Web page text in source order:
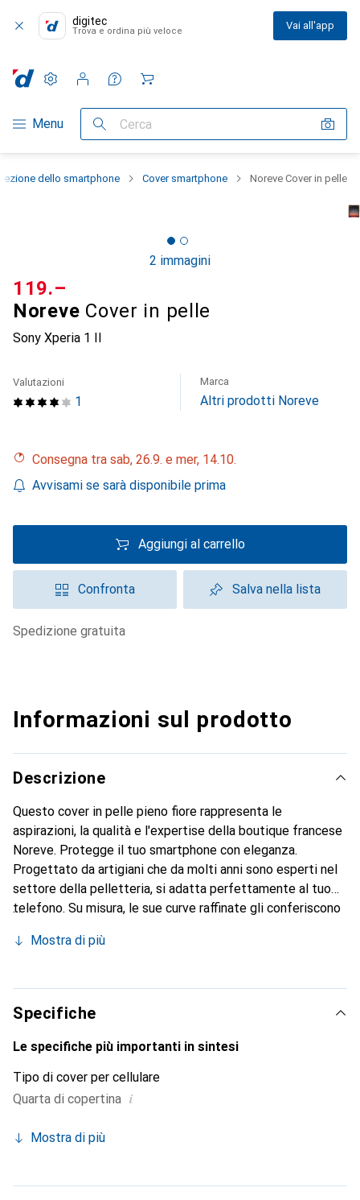
digitec
Trova e ordina più veloce Vai all'app
Categoria Navigazione
Menu Cerca
Impostazioni
Conto cliente
Liste di confronto
Liste dei desideri
Carrello
dello smartphone Cover smartphone Noreve Cover in pelle
2 immagini
Noreve Cover in pelle
Sony Xperia 1 II
CHF
119.–
1
Valutazioni Marca
Altri prodotti Noreve
Consegna tra sab, 26.9. e mer, 14.10.
Avvisami se sarà disponibile prima
Aggiungi al carrello
Confronta Salva nella lista
spedizione gratuita
Informazioni sul prodotto
Descrizione
Questo cover in pelle pieno fiore rappresenta le
aspirazioni, la qualità e l'expertise della boutique francese
Noreve. Protegge il tuo smartphone con eleganza.
Progettato da artigiani che da molti anni sono esperti nel
settore della pelletteria, si adatta perfettamente al tuo
telefono. Su misura, le sue curve raffinate gli conferiscono
imprescindibile per il tuo smartphone. Riconosciuto a
marchio Noreve è una scelta sicura per una clientela
esigente.
Mostra di più
Specifiche
Le specifiche più importanti in sintesi
Tipo di cover per cellulare
Quarta di copertina i
Mostra di più